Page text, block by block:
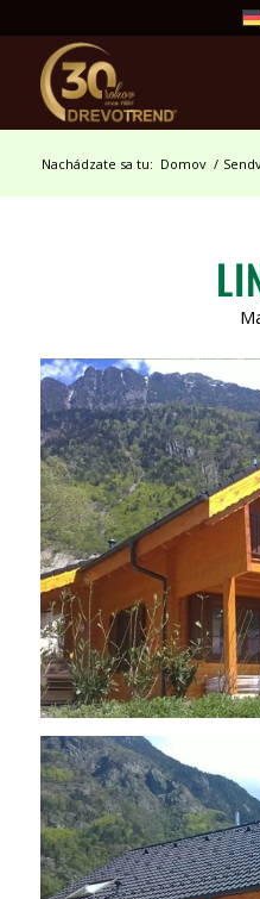
Nachádzate sa tu: Domov /